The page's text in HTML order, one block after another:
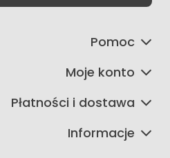
Pomoc
Moje konto
Płatności i dostawa
Informacje